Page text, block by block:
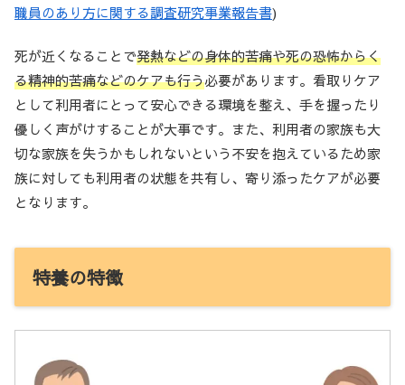
職員のあり方に関する調査研究事業報告書)
死が近くなることで発熱などの身体的苦痛や死の恐怖からく
る精神的苦痛などのケアも行う必要があります。看取りケア
として利用者にとって安心できる環境を整え、手を握ったり
優しく声がけすることが大事です。また、利用者の家族も大
切な家族を失うかもしれないという不安を抱えているため家
族に対しても利用者の状態を共有し、寄り添ったケアが必要
となります。
特養の特徴